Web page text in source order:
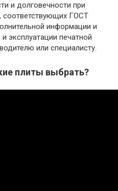
и долговечности при
соответствующих ГОСТ
информации и
эксплуатации печатной
или специалисту.
плиты выбрать?